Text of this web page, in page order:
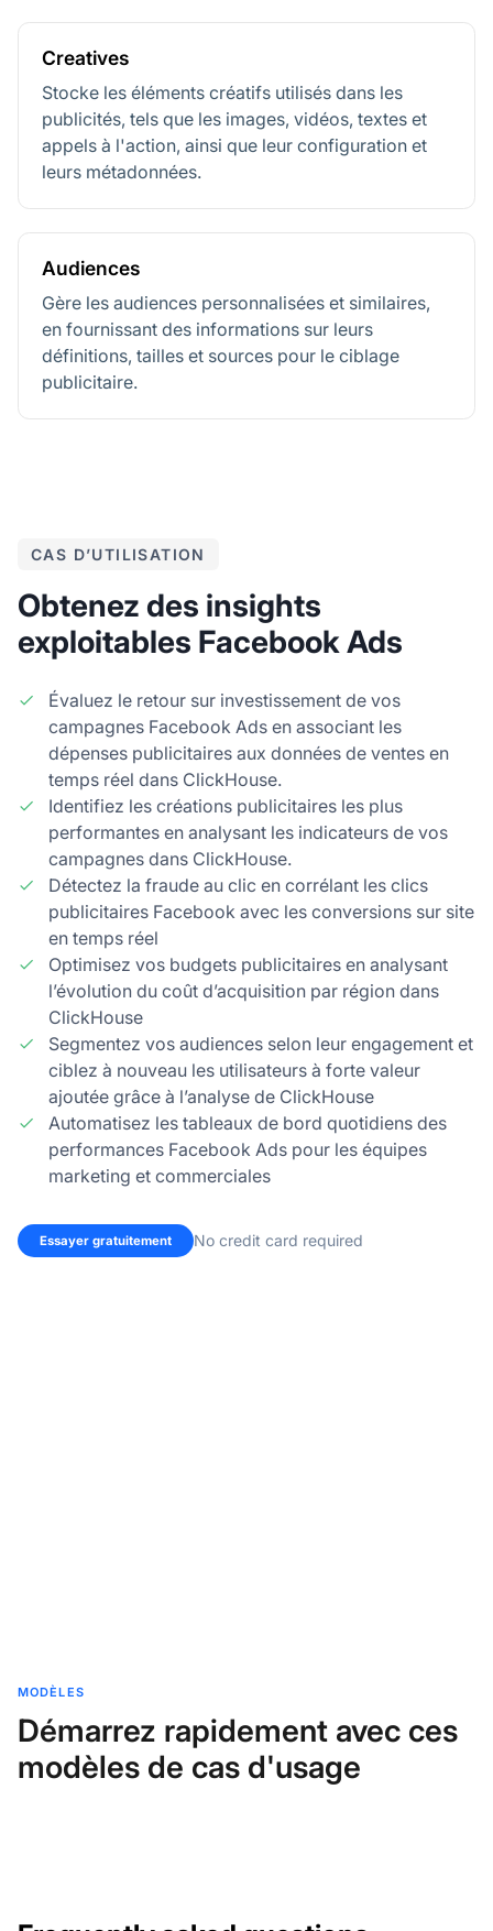
Creatives
Stocke les éléments créatifs utilisés dans les
publicités, tels que les images, vidéos, textes et
appels à l'action, ainsi que leur configuration et
leurs métadonnées.
Audiences
Gère les audiences personnalisées et similaires,
en fournissant des informations sur leurs
définitions, tailles et sources pour le ciblage
publicitaire.
CAS D’UTILISATION
Obtenez des insights
exploitables Facebook Ads
Évaluez le retour sur investissement de vos
campagnes Facebook Ads en associant les
dépenses publicitaires aux données de ventes en
temps réel dans ClickHouse.
Identifiez les créations publicitaires les plus
performantes en analysant les indicateurs de vos
campagnes dans ClickHouse.
Détectez la fraude au clic en corrélant les clics
publicitaires Facebook avec les conversions sur site
en temps réel
Optimisez vos budgets publicitaires en analysant
l’évolution du coût d’acquisition par région dans
ClickHouse
Segmentez vos audiences selon leur engagement et
ciblez à nouveau les utilisateurs à forte valeur
ajoutée grâce à l’analyse de ClickHouse
Automatisez les tableaux de bord quotidiens des
performances Facebook Ads pour les équipes
marketing et commerciales
Essayer gratuitement No credit card required
MODÈLES
Démarrez rapidement avec ces
modèles de cas d'usage